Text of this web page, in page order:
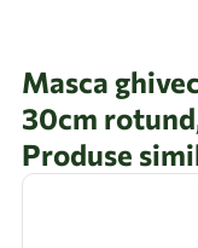
Masca
30cm
Produse